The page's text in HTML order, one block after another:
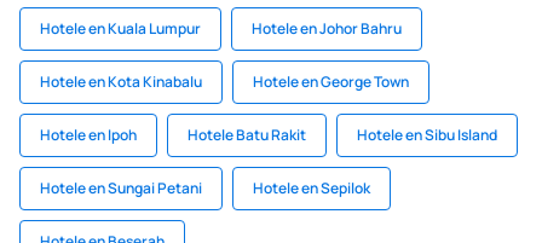
Hotele en Kuala Lumpur Hotele en Johor Bahru
Hotele en Kota Kinabalu Hotele en George Town
Hotele en Ipoh Hotele Batu Rakit Hotele en Sibu Island
Hotele en Sungai Petani Hotele en Sepilok